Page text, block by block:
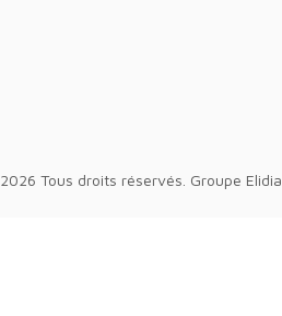
© 2026 Tous droits réservés. Groupe Elidia